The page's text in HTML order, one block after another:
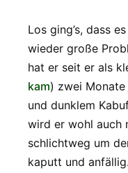
Los ging’s, dass
wieder große
hat er seit er als
kam) zwei
und dunklem
wird er wohl auch
schlichtweg um
kaputt und